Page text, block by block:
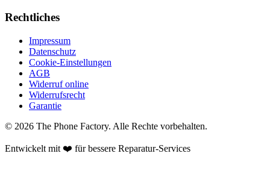
Rechtliches
Impressum
Datenschutz
Cookie-Einstellungen
AGB
Widerruf online
Widerrufsrecht
Garantie
© 2026 The Phone Factory. Alle Rechte vorbehalten.
Entwickelt mit ❤️ für bessere Reparatur-Services